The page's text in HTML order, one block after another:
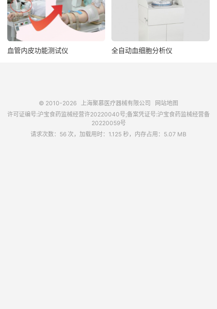
血管内皮功能测试仪 全自动血细胞分析仪
© 2010-2026 上海聚慕医疗器械有限公司
网站地图
许可证编号:沪宝食药监械经营许20220040号;备案凭证号:沪宝食药监械经营备
20220059号
请求次数：56 次，加载用时：1.125 秒，内存占用：5.07 MB